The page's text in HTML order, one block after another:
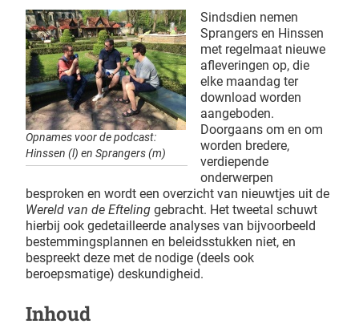
Opnames voor de podcast:
Hinssen (l) en Sprangers (m)
Sindsdien nemen
Sprangers en Hinssen
met regelmaat nieuwe
afleveringen op, die
elke maandag ter
download worden
aangeboden.
Doorgaans om en om
worden bredere,
verdiepende
onderwerpen
besproken en wordt een overzicht van nieuwtjes uit de
Wereld van de Efteling gebracht. Het tweetal schuwt
hierbij ook gedetailleerde analyses van bijvoorbeeld
bestemmingsplannen en beleidsstukken niet, en
bespreekt deze met de nodige (deels ook
beroepsmatige) deskundigheid.
Inhoud